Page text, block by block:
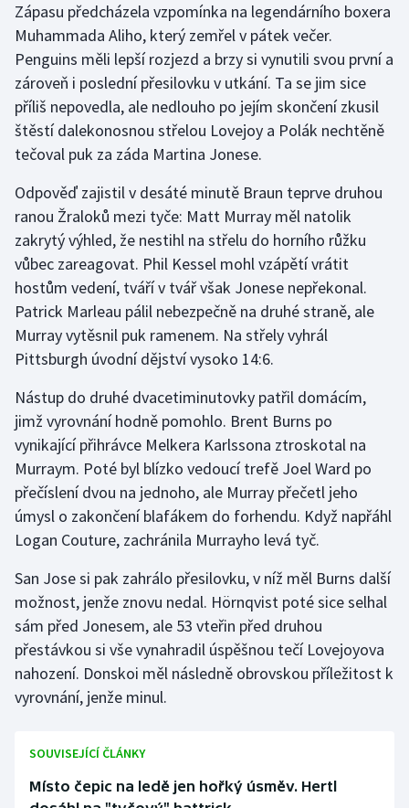
Olympijské hry
Parasport
Plavání
Plážový volejbal
Ragby
Rychlobruslení
Rychlostní kanoistika
Short track
Sportovní střelba
Stolní tenis
Triatlon
Veslování
Vodní slalom
Volejbal
Ostatní
Zápasu předcházela vzpomínka na legendárního boxera
Muhammada Aliho, který zemřel v pátek večer.
Penguins měli lepší rozjezd a brzy si vynutili svou první a
zároveň i poslední přesilovku v utkání. Ta se jim sice
příliš nepovedla, ale nedlouho po jejím skončení zkusil
štěstí dalekonosnou střelou Lovejoy a Polák nechtěně
tečoval puk za záda Martina Jonese.
Odpověď zajistil v desáté minutě Braun teprve druhou
ranou Žraloků mezi tyče: Matt Murray měl natolik
zakrytý výhled, že nestihl na střelu do horního růžku
vůbec zareagovat. Phil Kessel mohl vzápětí vrátit
hostům vedení, tváří v tvář však Jonese nepřekonal.
Patrick Marleau pálil nebezpečně na druhé straně, ale
Murray vytěsnil puk ramenem. Na střely vyhrál
Pittsburgh úvodní dějství vysoko 14:6.
Nástup do druhé dvacetiminutovky patřil domácím,
jimž vyrovnání hodně pomohlo. Brent Burns po
vynikající přihrávce Melkera Karlssona ztroskotal na
Murraym. Poté byl blízko vedoucí trefě Joel Ward po
přečíslení dvou na jednoho, ale Murray přečetl jeho
úmysl o zakončení blafákem do forhendu. Když napřáhl
Logan Couture, zachránila Murrayho levá tyč.
San Jose si pak zahrálo přesilovku, v níž měl Burns další
možnost, jenže znovu nedal. Hörnqvist poté sice selhal
sám před Jonesem, ale 53 vteřin před druhou
přestávkou si vše vynahradil úspěšnou tečí Lovejoyova
nahození. Donskoi měl následně obrovskou příležitost k
vyrovnání, jenže minul.
SOUVISEJÍCÍ ČLÁNKY
Místo čepic na ledě jen hořký úsměv. Hertl